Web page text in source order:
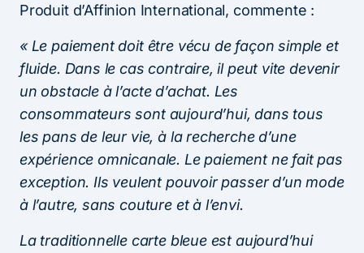
Produit d’Affinion International, commente :
« Le paiement doit être vécu de façon simple et
fluide. Dans le cas contraire, il peut vite devenir
un obstacle à l’acte d’achat. Les
consommateurs sont aujourd’hui, dans tous
les pans de leur vie, à la recherche d’une
expérience omnicanale. Le paiement ne fait pas
exception. Ils veulent pouvoir passer d’un mode
à l’autre, sans couture et à l’envi.
La traditionnelle carte bleue est aujourd’hui